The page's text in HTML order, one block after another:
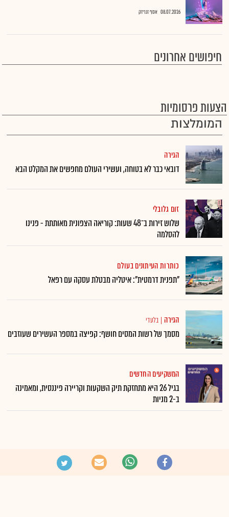
08.07.2026 אסף זגריזק
חיפושים אחרונים
הצעות פרסומיות
המומלצות
הגירה
דובאי כבר לא בטוחה, ועשירי העולם מחפשים את המקלט הבא
זום גלובלי
שלוש זירות ב־48 שעות: קוריאה הצפונית מאותתת - פנינו
להסלמה
כותרות העיתונים בעולם
"תפנית דרמטית": איטליה מבטלת עסקה עם רפאל
הגירה | בלעדי
מסמך של רשות המסים חושף: קפיצה במספר העשירים שעוזבים
המשקיעים החדשים
בגיל 26 היא מתחזקת תיק השקעות וקריירה פיננסית, ומאמינה
ב-2 מניות